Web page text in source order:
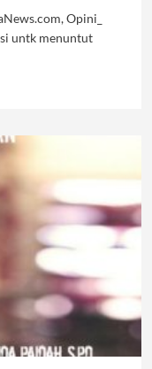
Opini_
untk menuntut